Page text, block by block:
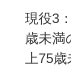
現役3
歳未満
上75